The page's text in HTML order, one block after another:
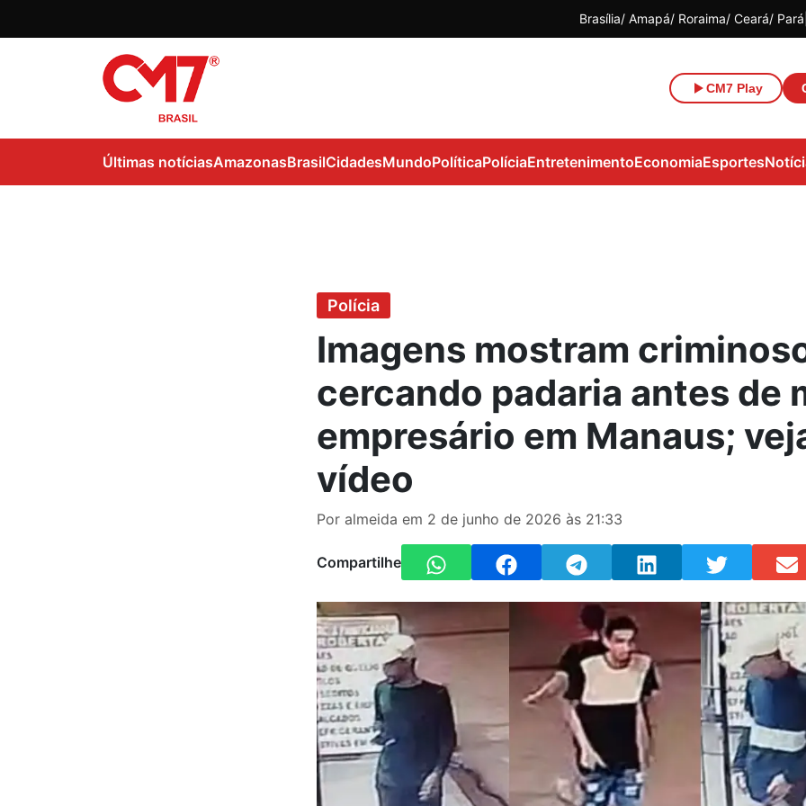
Brasília Amapá Roraima Ceará Pará
CM7 Play
Últimas notíciasAmazonasBrasilCidadesMundoPolíticaPolíciaEntretenimentoEconomiaEsportes
Polícia
Imagens mostram
cercando padaria antes de
empresário em Manaus;
vídeo
Por almeida em 2 de junho de 2026 às 21:33
Compartilhe